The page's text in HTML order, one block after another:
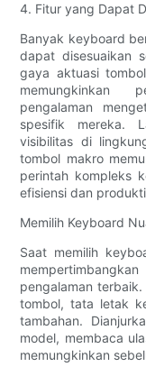
4. Fitur yang Dapat
Banyak keyboard
dapat disesuaikan
gaya aktuasi
memungkinkan
pengalaman
spesifik mereka.
visibilitas di
tombol makro
perintah kompleks
efisiensi dan
Memilih Keyboard
Saat memilih
pengalaman
tombol, tata letak
tambahan.
model, membaca
memungkinkan